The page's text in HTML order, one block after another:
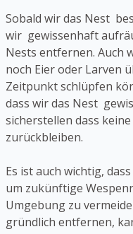
Sobald wir das Nest
wir gewissenhaft
Nests entfernen. Auch
noch Eier oder Larven
Zeitpunkt schlüpfen
dass wir das Nest
sicherstellen dass
zurückbleiben.
Es ist auch wichtig,
um zukünftige
Umgebung zu
gründlich entfernen,